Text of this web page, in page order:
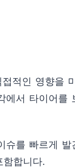
적인 영향을
서 타이어
를 빠르게
합니다.